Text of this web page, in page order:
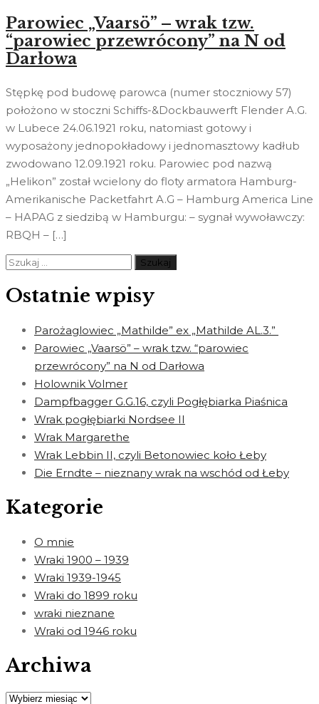
Parowiec „Vaarsö” – wrak tzw.
“parowiec przewrócony” na N od
Darłowa
Stępkę pod budowę parowca (numer stoczniowy 57)
położono w stoczni Schiffs-&Dockbauwerft Flender A.G.
w Lubece 24.06.1921 roku, natomiast gotowy i
wyposażony jednopokładowy i jednomasztowy kadłub
zwodowano 12.09.1921 roku. Parowiec pod nazwą
„Helikon” został wcielony do floty armatora Hamburg-
Amerikanische Packetfahrt A.G – Hamburg America Line
– HAPAG z siedzibą w Hamburgu: – sygnał wywoławczy:
RBQH – […]
Szukaj:
Ostatnie wpisy
Parożaglowiec „Mathilde” ex „Mathilde AL.3.”
Parowiec „Vaarsö” – wrak tzw. “parowiec
przewrócony” na N od Darłowa
Holownik Volmer
Dampfbagger G.G.16, czyli Pogłębiarka Piaśnica
Wrak pogłębiarki Nordsee II
Wrak Margarethe
Wrak Lebbin II, czyli Betonowiec koło Łeby
Die Erndte – nieznany wrak na wschód od Łeby
Kategorie
O mnie
Wraki 1900 – 1939
Wraki 1939-1945
Wraki do 1899 roku
wraki nieznane
Wraki od 1946 roku
Archiwa
Archiwa